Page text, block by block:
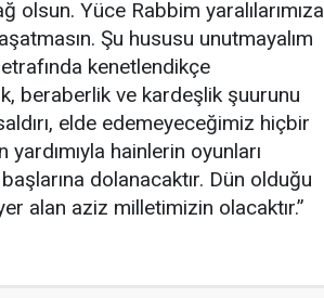
Yüce Rabbim yaralılarımıza
Şu hususu unutmayalım
kenetlendikçe
beraberlik ve kardeşlik şuurunu
elde edemeyeceğimiz hiçbir
hainlerin oyunları
dolanacaktır. Dün olduğu
alan aziz milletimizin olacaktır.”